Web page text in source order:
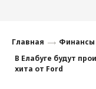
Финансы
Главная
Финансы
В Елабуге будут
хита от Ford